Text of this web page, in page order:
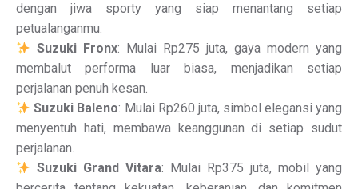
dengan jiwa sporty yang siap menantang setiap
petualanganmu.
Suzuki Fronx: Mulai Rp275 juta, gaya modern yang
membalut performa luar biasa, menjadikan setiap
perjalanan penuh kesan.
Suzuki Baleno: Mulai Rp260 juta, simbol elegansi yang
menyentuh hati, membawa keanggunan di setiap sudut
perjalanan.
Suzuki Grand Vitara: Mulai Rp375 juta, mobil yang